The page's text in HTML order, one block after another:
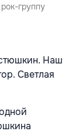
группу
Наш
Светлая